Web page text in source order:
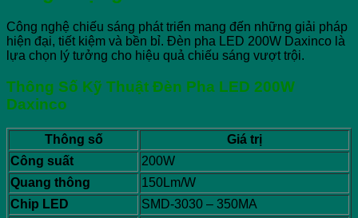
Công nghệ chiếu sáng phát triển mang đến những giải pháp
hiện đại, tiết kiệm và bền bỉ. Đèn pha LED 200W Daxinco là
lựa chọn lý tưởng cho hiệu quả chiếu sáng vượt trội.
Thông Số Kỹ Thuật Đèn Pha LED 200W
Daxinco
Thông số
Giá trị
Công suất
200W
Quang thông
150Lm/W
Chip LED
SMD-3030 – 350MA